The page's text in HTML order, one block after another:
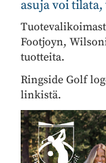
asuja voi
Footjoyn,
tuotteita.
Ringside Golf
linkistä.